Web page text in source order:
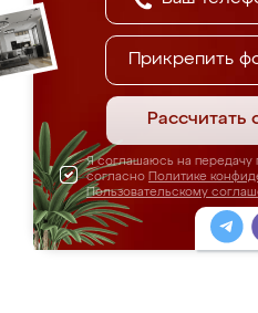
Прикрепить
Рассчитать
Я соглашаюсь на передачу
согласно Политике
Пользовательскому